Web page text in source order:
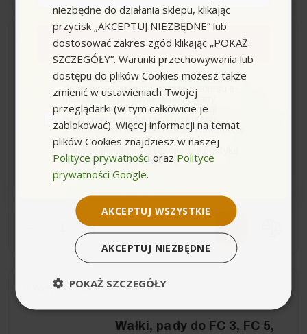
Wysyłka do 24h
Uniwersalna ssawka
podłogowa (DN 35) do WD
- MV, Uniwersalna
przełączana ssawka
podłogowa, Karcher
+
Wysyłka do 24h
Wałki, pady do FC 3, FC 5,
niezbędne do działania sklepu, klikając
przycisk „AKCEPTUJ NIEZBĘDNE” lub
dostosować zakres zgód klikając „POKAŻ
SZCZEGÓŁY”. Warunki przechowywania lub
dostępu do plików Cookies możesz także
zmienić w ustawieniach Twojej
przeglądarki (w tym całkowicie je
zablokować). Więcej informacji na temat
plików Cookies znajdziesz w naszej
Polityce prywatności oraz Polityce
prywatności Google.
AKCEPTUJ WSZYSTKIE
AKCEPTUJ NIEZBĘDNE
POKAŻ SZCZEGÓŁY
Zapisuję się
zgodaWyrażam zgodę na przetwarzanie moich
danych osobowych w postaci adresu e-
mail oraz na przesyłanie na podany
przeze mnie adres e-mail informacji
handlowej o produktach i usługach
oferowanych w ramach usługi Newsletter
przez ocean.com sp. z o.o. sp. k.
Zapoznałem/łam się i akceptuję politykę
prywatności. *(wymagane)